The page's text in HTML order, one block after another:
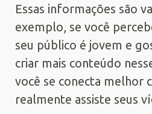
Essas informações são
exemplo, se você
seu público é jovem e
criar mais conteúdo
você se conecta melhor
realmente assiste seus